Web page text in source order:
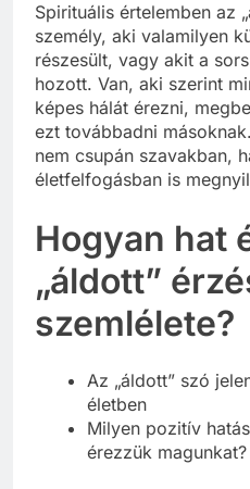
Spirituális értelemben az
személy, aki valamilyen
részesült, vagy akit a
hozott. Van, aki szerint
képes hálát érezni,
ezt továbbadni
nem csupán szavakban,
életfelfogásban is
Hogyan hat
„áldott”
szemlélete?
Az „áldott” szó
életben
Milyen pozitív
érezzük magunkat?